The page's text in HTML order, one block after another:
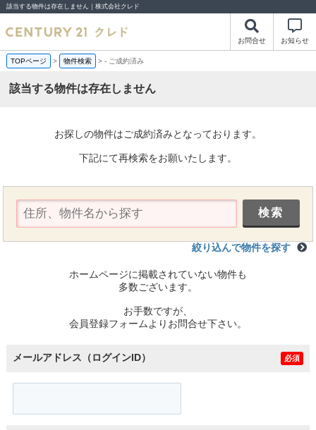
該当する物件は存在しません｜株式会社クレド
お問合せ お知らせ
TOPページ > 物件検索 >- ご成約済み
該当する物件は存在しません
お探しの物件はご成約済みとなっております。
下記にて再検索をお願いたします。
絞り込んで物件を探す
ホームページに掲載されていない物件も
多数ございます。
お手数ですが、
会員登録フォームよりお問合せ下さい。
メールアドレス（ログインID） 必須